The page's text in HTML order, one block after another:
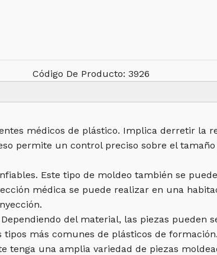
Código De Producto: 3926
médicos de plástico. Implica derretir la
permite un control preciso sobre el
Este tipo de moldeo también se
médica se puede realizar en una
del material, las piezas pueden
más comunes de plásticos de
tenga una amplia variedad de piezas